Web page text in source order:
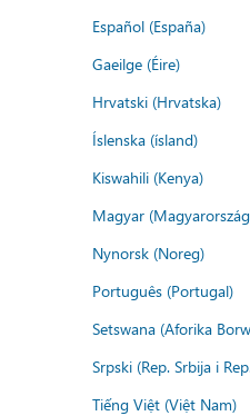
Español (España)
Gaeilge (Éire)
Hrvatski (Hrvatska)
Íslenska (ísland)
Kiswahili (Kenya)
Magyar
Nynorsk (Noreg)
Português (Portugal)
Setswana (Aforika
Srpski (Rep. Srbija i
Tiếng Việt (Việt Nam)